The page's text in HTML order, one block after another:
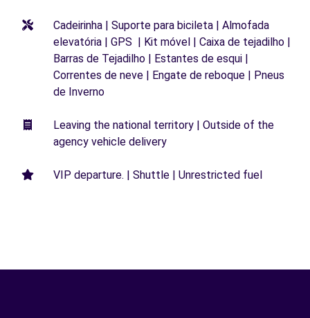
Cadeirinha | Suporte para bicileta | Almofada
elevatória | GPS | Kit móvel | Caixa de tejadilho |
Barras de Tejadilho | Estantes de esqui |
Correntes de neve | Engate de reboque | Pneus
de Inverno
Leaving the national territory | Outside of the
agency vehicle delivery
VIP departure. | Shuttle | Unrestricted fuel